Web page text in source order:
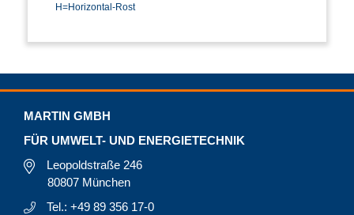
H=Horizontal-Rost
MARTIN GMBH
FÜR UMWELT- UND ENERGIETECHNIK
Leopoldstraße 246
80807 München
Tel.: +49 89 356 17-0